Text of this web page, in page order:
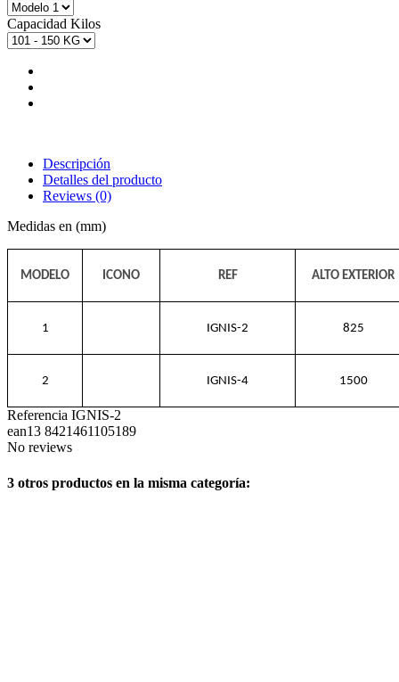
Capacidad Kilos
Descripción
Detalles del producto
Reviews (0)
Medidas en (mm)
MODELO ICONO REF ALTO EXTERIOR
1 IGNIS-2 825
2 IGNIS-4 1500
Referencia IGNIS-2
ean13 8421461105189
No reviews
3 otros productos en la misma categoría: